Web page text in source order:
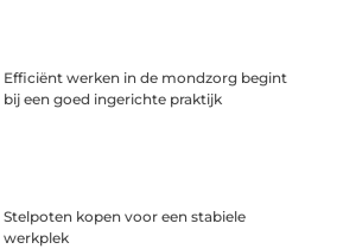
Efficiënt werken in de mondzorg begint
bij een goed ingerichte praktijk
Stelpoten kopen voor een stabiele
werkplek